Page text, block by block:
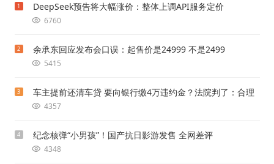
1 DeepSeek预告将大幅涨价：整体上调API服务定价
6760
2 余承东回应发布会口误：起售价是24999 不是2499
5415
3 车主提前还清车贷 要向银行缴4万违约金？法院判了：合理
4357
4 纪念核弹“小男孩”！国产抗日影游发售 全网差评
4348